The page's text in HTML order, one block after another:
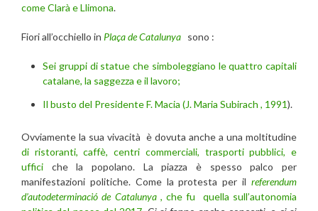
come Clarà e Llimona.
Fiori all’occhiello in Plaça de Catalunya sono :
Sei gruppi di statue che simboleggiano le quattro capitali
catalane, la saggezza e il lavoro;
Il busto del Presidente F. Macia (J. Maria Subirach , 1991).
Ovviamente la sua vivacità è dovuta anche a una moltitudine
di ristoranti, caffè, centri commerciali, trasporti pubblici, e
uffici che la popolano. La piazza è spesso palco per
manifestazioni politiche. Come la protesta per il referendum
d’autodeterminació de Catalunya, che fu quella sull’autonomia